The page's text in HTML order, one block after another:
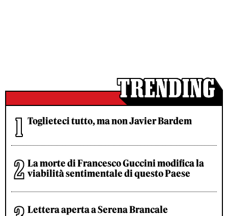
Toglieteci tutto, ma non Javier Bardem
La morte di Francesco Guccini modifica la
viabilità sentimentale di questo Paese
Lettera aperta a Serena Brancale